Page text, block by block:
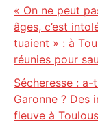
« On ne peut
âges, c’est
tuaient » : à
réunies pour
Sécheresse :
Garonne ? Des
fleuve à